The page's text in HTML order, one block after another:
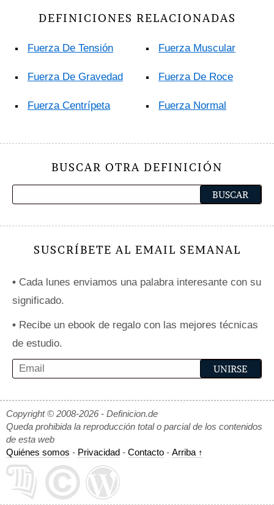
DEFINICIONES RELACIONADAS
Fuerza De Tensión
Fuerza De Gravedad
Fuerza Centrípeta
Fuerza Muscular
Fuerza De Roce
Fuerza Normal
BUSCAR OTRA DEFINICIÓN
SUSCRÍBETE AL EMAIL SEMANAL
• Cada lunes enviamos una palabra interesante con su
significado.
• Recibe un ebook de regalo con las mejores técnicas
de estudio.
Copyright © 2008-2026 - Definicion.de
Queda prohibida la reproducción total o parcial de los contenidos
de esta web
Quiénes somos - Privacidad - Contacto - Arriba ↑